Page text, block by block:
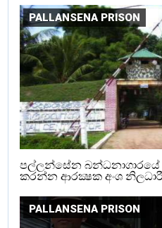
PALLANSENA PRISON
පල්ලන්සේන
කරන්න ආරක්‍ෂක අංශ
PALLANSENA PRISON